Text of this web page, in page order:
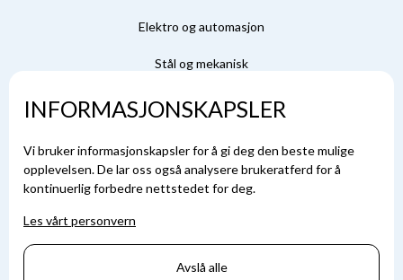
INFORMASJONSKAPSLER
Vi bruker informasjonskapsler for å gi deg den beste mulige
opplevelsen. De lar oss også analysere brukeratferd for å
kontinuerlig forbedre nettstedet for deg.
Les vårt personvern
Avslå alle
Elektro og automasjon
Stål og mekanisk
Sosiale medier
Facebook